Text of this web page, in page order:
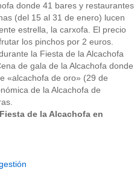
donde 41 bares y restaurantes
(del 15 al 31 de enero) lucen
estrella, la carxofa. El precio
los pinchos por 2 euros.
la Fiesta de la Alcachofa
de gala de la Alcachofa donde
«alcachofa de oro» (29 de
de la Alcachofa de
de la Alcachofa en